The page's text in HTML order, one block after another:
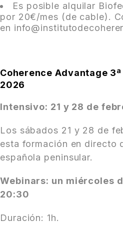
Es posible alquilar
por 20€/mes (de cable).
en
Coherence Advantage
2026
Intensivo: 21 y 28 de
Los sábados 21 y 28 de
esta formación en directo
española peninsular.
Webinars: un miércoles
20:30
Duración: 1h.